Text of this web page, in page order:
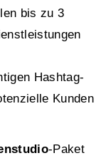
bis zu 3
Hashtag-
Kunden
-Paket